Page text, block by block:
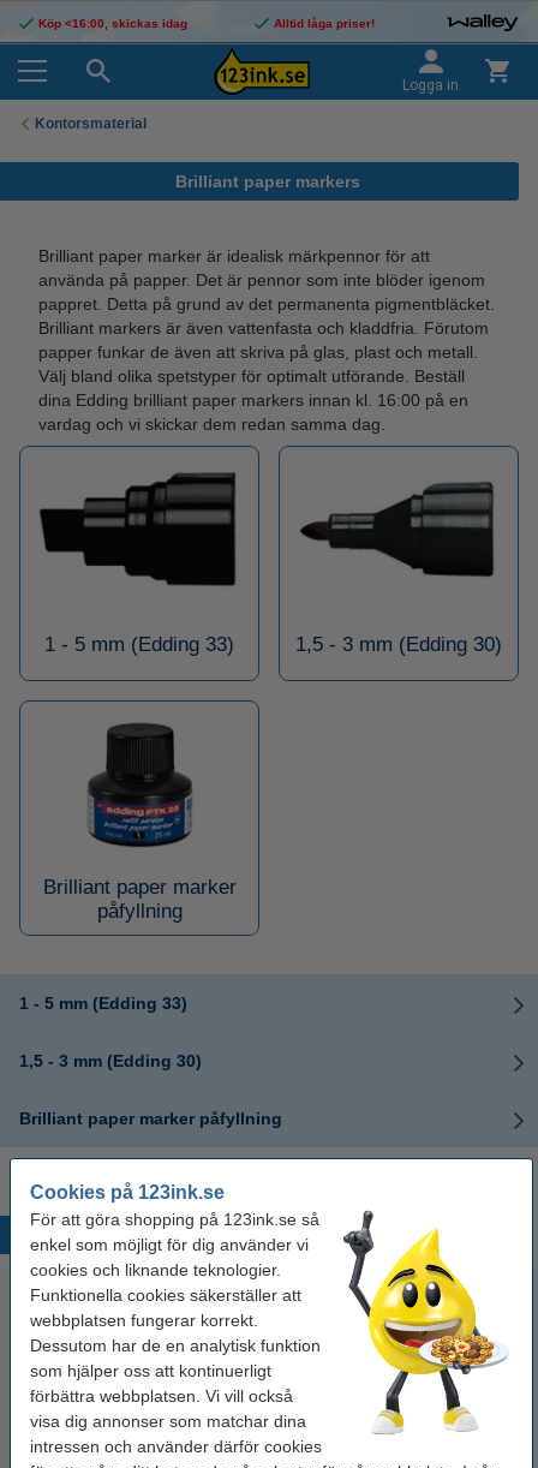
Cookies på 123ink.se
För att göra shopping på 123ink.se så
enkel som möjligt för dig använder vi
cookies och liknande teknologier.
Funktionella cookies säkerställer att
webbplatsen fungerar korrekt.
Dessutom har de en analytisk funktion
som hjälper oss att kontinuerligt
förbättra webbplatsen. Vi vill också
visa dig annonser som matchar dina
intressen och använder därför cookies
Köp <16:00, skickas idag Alltid låga priser!
Logga in
Kontorsmaterial
Brilliant paper markers
Brilliant paper marker är idealisk märkpennor för att
använda på papper. Det är pennor som inte blöder igenom
pappret. Detta på grund av det permanenta pigmentbläcket.
Brilliant markers är även vattenfasta och kladdfria. Förutom
papper funkar de även att skriva på glas, plast och metall.
Välj bland olika spetstyper för optimalt utförande. Beställ
dina Edding brilliant paper markers innan kl. 16:00 på en
vardag och vi skickar dem redan samma dag.
1 - 5 mm (Edding 33) 1,5 - 3 mm (Edding 30)
Brilliant paper marker
påfyllning
1 - 5 mm (Edding 33)
1,5 - 3 mm (Edding 30)
Brilliant paper marker påfyllning
Populära produkter
Märkpenna permanent 2.5mm |
Lamineringsfickor A4 80 mik. |